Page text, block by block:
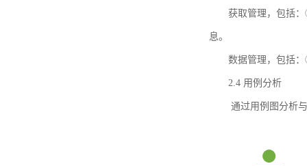
获取管理，包括
息。
数据管理，包括
2.4 用例分析
通过用例图分析